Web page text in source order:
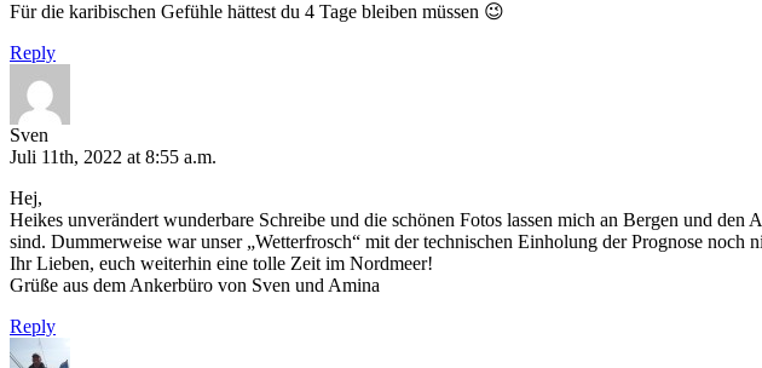
Für die karibischen Gefühle hättest du 4 Tage bleiben müssen 😉
Reply
Sven
Juli 11th, 2022 at 8:55 a.m.
Hej,
Heikes unverändert wunderbare Schreibe und die schönen Fotos lassen mich an Bergen und
sind. Dummerweise war unser „Wetterfrosch“ mit der technischen Einholung der Prognose
Ihr Lieben, euch weiterhin eine tolle Zeit im Nordmeer!
Grüße aus dem Ankerbüro von Sven und Amina
Reply